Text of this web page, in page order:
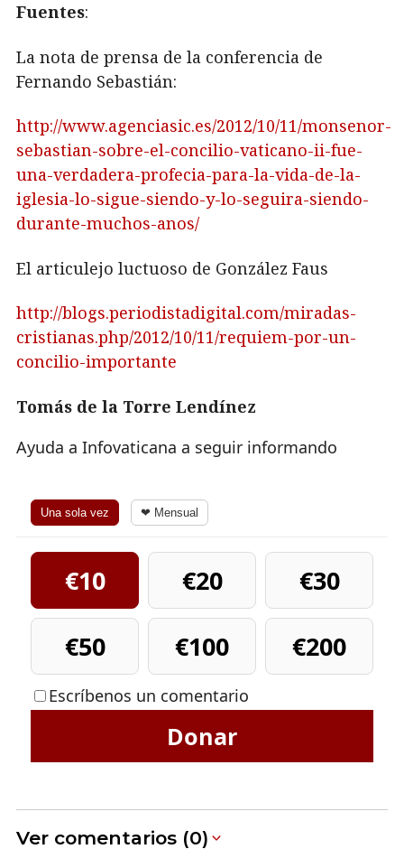
Fuentes:
La nota de prensa de la conferencia de
Fernando Sebastián:
http://www.agenciasic.es/2012/10/11/monsenor-
sebastian-sobre-el-concilio-vaticano-ii-fue-
una-verdadera-profecia-para-la-vida-de-la-
iglesia-lo-sigue-siendo-y-lo-seguira-siendo-
durante-muchos-anos/
El articulejo luctuoso de González Faus
http://blogs.periodistadigital.com/miradas-
cristianas.php/2012/10/11/requiem-por-un-
concilio-importante
Tomás de la Torre Lendínez
Ayuda a Infovaticana a seguir informando
Una sola vez ❤ Mensual
€10 €20
€30
€50
€100 €200
Escríbenos un comentario
Donar
Ver comentarios (0)